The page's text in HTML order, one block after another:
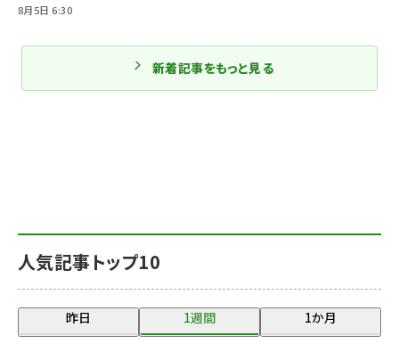
人気記事トップ10
昨日 1週間 1か月
8月5日 6:30
新着記事をもっと見る